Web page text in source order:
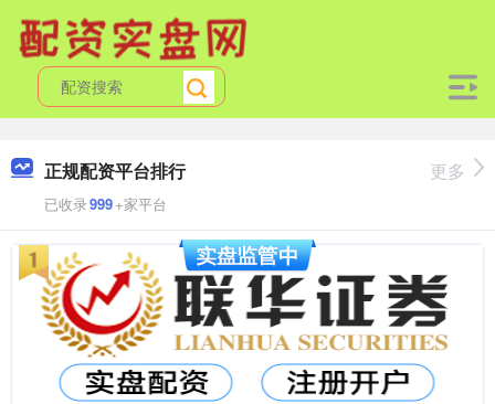
正规配资平台排行
已收录999+家平台
更多